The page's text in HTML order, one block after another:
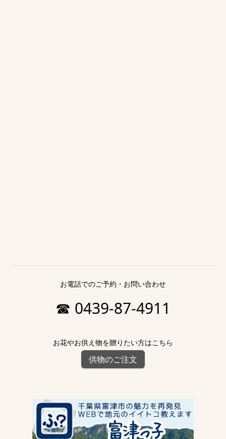
お電話でのご予約・お問い合わせ
☎ 0439-87-4911
お花やお供え物を贈りたい方はこちら
供物のご注文